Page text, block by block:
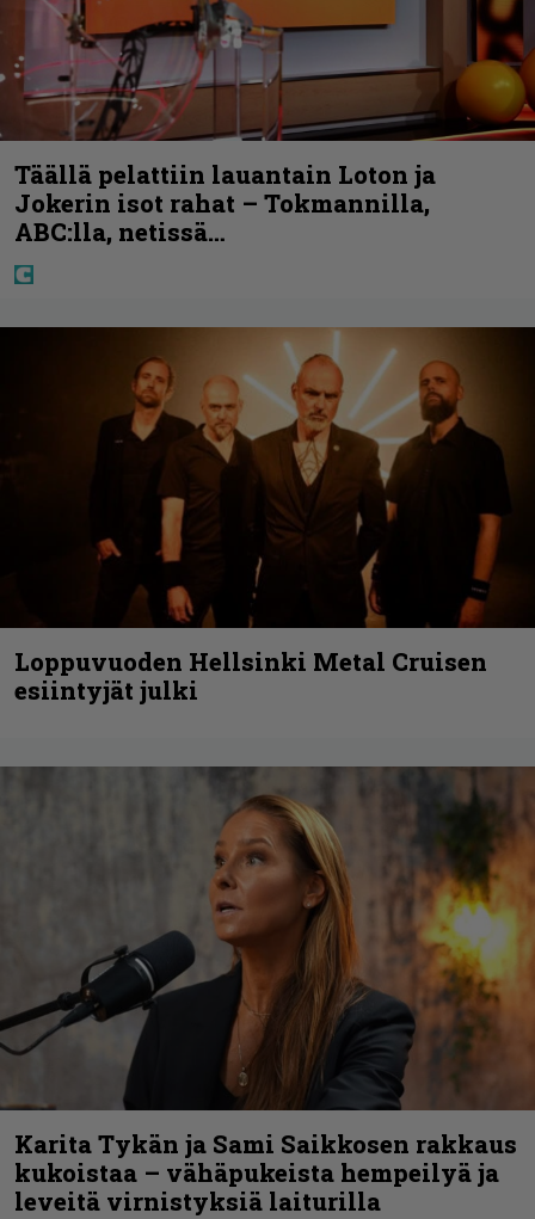
Täällä pelattiin lauantain Loton ja
Jokerin isot rahat – Tokmannilla,
ABC:lla, netissä…
Loppuvuoden Hellsinki Metal Cruisen
esiintyjät julki
Karita Tykän ja Sami Saikkosen rakkaus
kukoistaa – vähäpukeista hempeilyä ja
leveitä virnistyksiä laiturilla